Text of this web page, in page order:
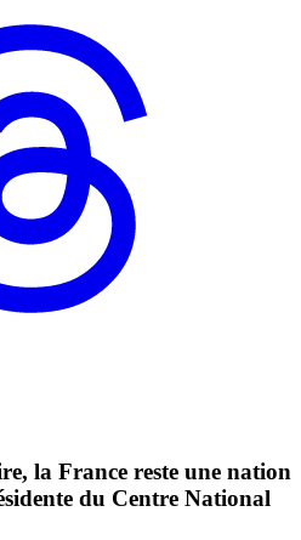
la France reste une nation
du Centre National